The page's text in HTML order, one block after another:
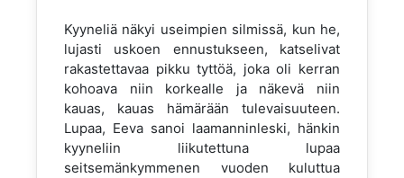
Kyyneliä näkyi useimpien silmissä, kun he,
lujasti uskoen ennustukseen, katselivat
rakastettavaa pikku tyttöä, joka oli kerran
kohoava niin korkealle ja näkevä niin
kauas, kauas hämärään tulevaisuuteen.
Lupaa, Eeva sanoi laamanninleski, hänkin
kyyneliin liikutettuna lupaa
seitsemänkymmenen vuoden kuluttua